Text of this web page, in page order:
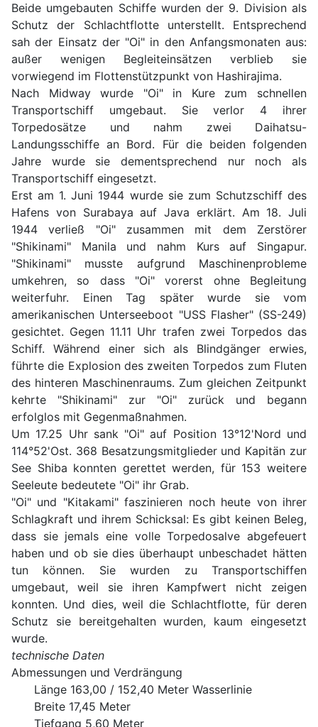
Beide umgebauten Schiffe wurden der 9. Division als
Schutz der Schlachtflotte unterstellt. Entsprechend
sah der Einsatz der "Oi" in den Anfangsmonaten aus:
außer wenigen Begleiteinsätzen verblieb sie
vorwiegend im Flottenstützpunkt von Hashirajima.
Nach Midway wurde "Oi" in Kure zum schnellen
Transportschiff umgebaut. Sie verlor 4 ihrer
Torpedosätze und nahm zwei Daihatsu-
Landungsschiffe an Bord. Für die beiden folgenden
Jahre wurde sie dementsprechend nur noch als
Transportschiff eingesetzt.
Erst am 1. Juni 1944 wurde sie zum Schutzschiff des
Hafens von Surabaya auf Java erklärt. Am 18. Juli
1944 verließ "Oi" zusammen mit dem Zerstörer
"Shikinami" Manila und nahm Kurs auf Singapur.
"Shikinami" musste aufgrund Maschinenprobleme
umkehren, so dass "Oi" vorerst ohne Begleitung
weiterfuhr. Einen Tag später wurde sie vom
amerikanischen Unterseeboot "USS Flasher" (SS-249)
gesichtet. Gegen 11.11 Uhr trafen zwei Torpedos das
Schiff. Während einer sich als Blindgänger erwies,
führte die Explosion des zweiten Torpedos zum Fluten
des hinteren Maschinenraums. Zum gleichen Zeitpunkt
kehrte "Shikinami" zur "Oi" zurück und begann
erfolglos mit Gegenmaßnahmen.
Um 17.25 Uhr sank "Oi" auf Position 13°12'Nord und
114°52'Ost. 368 Besatzungsmitglieder und Kapitän zur
See Shiba konnten gerettet werden, für 153 weitere
Seeleute bedeutete "Oi" ihr Grab.
"Oi" und "Kitakami" faszinieren noch heute von ihrer
Schlagkraft und ihrem Schicksal: Es gibt keinen Beleg,
dass sie jemals eine volle Torpedosalve abgefeuert
haben und ob sie dies überhaupt unbeschadet hätten
tun können. Sie wurden zu Transportschiffen
umgebaut, weil sie ihren Kampfwert nicht zeigen
konnten. Und dies, weil die Schlachtflotte, für deren
Schutz sie bereitgehalten wurden, kaum eingesetzt
wurde.
technische Daten
Abmessungen und Verdrängung
Länge 163,00 / 152,40 Meter Wasserlinie
Breite 17,45 Meter
Tiefgang 5,60 Meter